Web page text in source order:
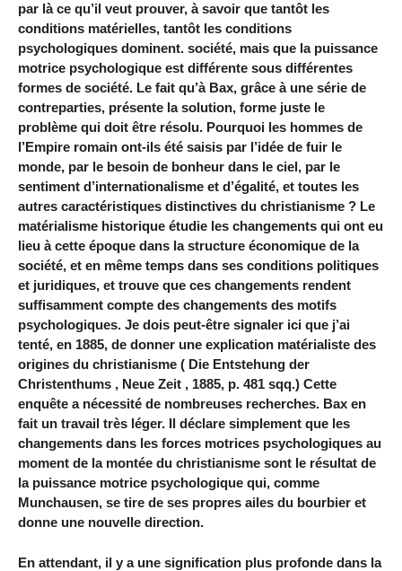
par là ce qu’il veut prouver, à savoir que tantôt les
conditions matérielles, tantôt les conditions
psychologiques dominent. société, mais que la puissance
motrice psychologique est différente sous différentes
formes de société. Le fait qu’à Bax, grâce à une série de
contreparties, présente la solution, forme juste le
problème qui doit être résolu. Pourquoi les hommes de
l’Empire romain ont-ils été saisis par l’idée de fuir le
monde, par le besoin de bonheur dans le ciel, par le
sentiment d’internationalisme et d’égalité, et toutes les
autres caractéristiques distinctives du christianisme ? Le
matérialisme historique étudie les changements qui ont eu
lieu à cette époque dans la structure économique de la
société, et en même temps dans ses conditions politiques
et juridiques, et trouve que ces changements rendent
suffisamment compte des changements des motifs
psychologiques. Je dois peut-être signaler ici que j’ai
tenté, en 1885, de donner une explication matérialiste des
origines du christianisme ( Die Entstehung der
Christenthums , Neue Zeit , 1885, p. 481 sqq.) Cette
enquête a nécessité de nombreuses recherches. Bax en
fait un travail très léger. Il déclare simplement que les
changements dans les forces motrices psychologiques au
moment de la montée du christianisme sont le résultat de
la puissance motrice psychologique qui, comme
Munchausen, se tire de ses propres ailes du bourbier et
donne une nouvelle direction.
En attendant, il y a une signification plus profonde dans la